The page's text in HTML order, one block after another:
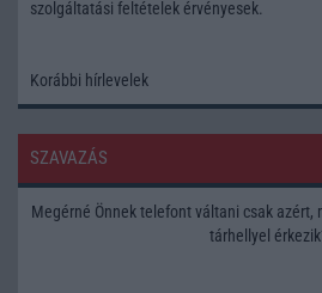
szolgáltatási feltételek érvényesek.
Korábbi hírlevelek
SZAVAZÁS
Megérné Önnek telefont váltani csak azért,
tárhellyel